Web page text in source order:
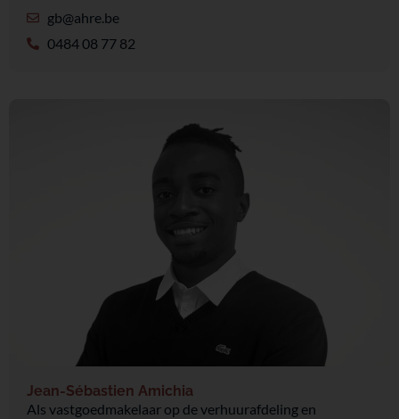
gb@ahre.be
0484 08 77 82
Jean-Sébastien Amichia
Als vastgoedmakelaar op de verhuurafdeling en